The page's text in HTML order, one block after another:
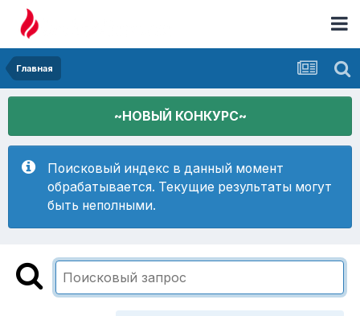
Главная
~НОВЫЙ КОНКУРС~
Поисковый индекс в данный момент
обрабатывается. Текущие результаты могут
быть неполными.